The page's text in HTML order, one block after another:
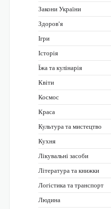
Закони України
Здоров'я
Ігри
Історія
Їжа та кулінарія
Квіти
Космос
Краса
Культура та мистецтво
Кухня
Лікувальні засоби
Література та книжки
Логістика та транспорт
Людина